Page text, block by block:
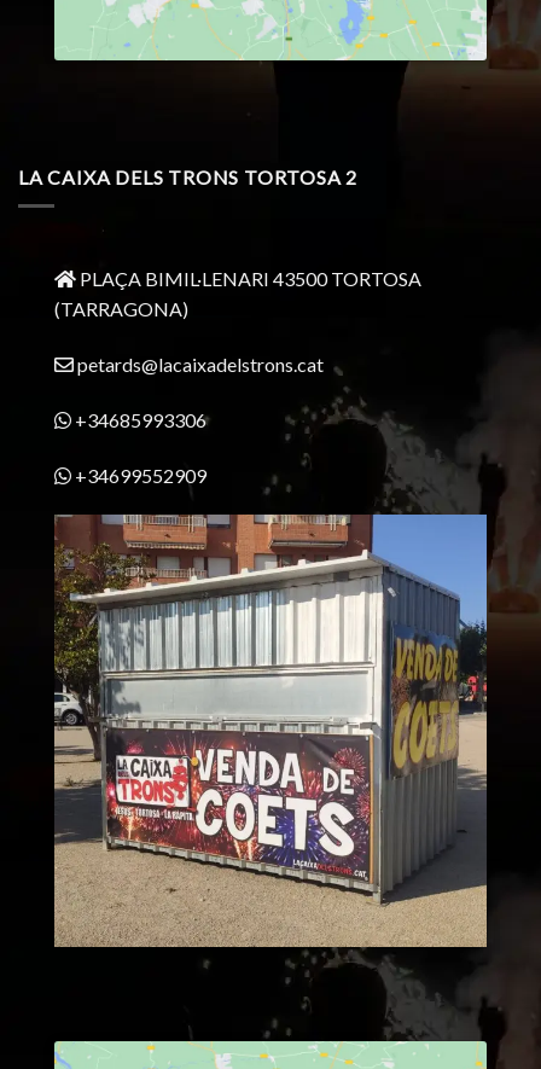
LA CAIXA DELS TRONS TORTOSA 2
PLAÇA BIMIL·LENARI 43500 TORTOSA
(TARRAGONA)
petards@lacaixadelstrons.cat
+34685993306
+34699552909